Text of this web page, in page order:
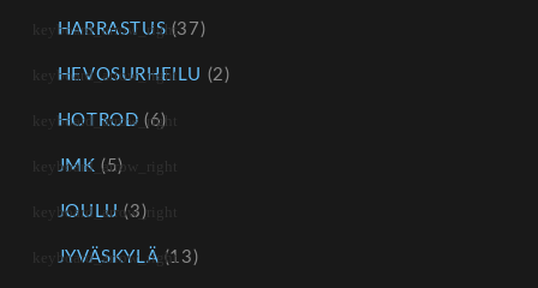
HARRASTUS (37)
HEVOSURHEILU (2)
HOTROD (6)
JMK (5)
JOULU (3)
JYVÄSKYLÄ(13)